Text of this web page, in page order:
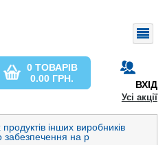
ВХІД
0 ТОВАРІВ
0.00 ГРН.
Усі акції
забезпечення на р